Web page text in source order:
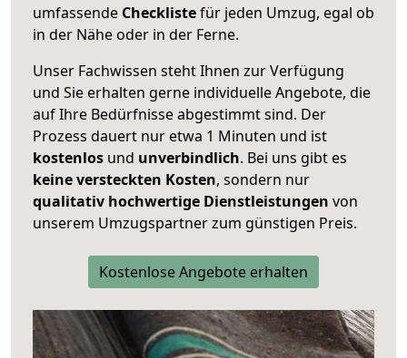
umfassende Checklistefür jeden Umzug, egal ob
in der Nähe oder in der Ferne.
Unser Fachwissen steht Ihnen zur Verfügung
und Sie erhalten gerne individuelle Angebote, die
auf Ihre Bedürfnisse abgestimmt sind. Der
Prozess dauert nur etwa 1 Minuten und ist
kostenlos und unverbindlich. Bei uns gibt es
keine versteckten Kosten, sondern nur
qualitativ hochwertige Dienstleistungen von
unserem Umzugspartner zum günstigen Preis.
Kostenlose Angebote erhalten